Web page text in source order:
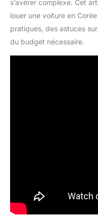
s’avérer complexe. Cet
louer une voiture en
pratiques, des astuces
du budget nécessaire.